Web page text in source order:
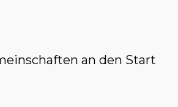
an den Start